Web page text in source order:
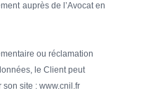
auprès de l’Avocat en
ou réclamation
le Client peut
site : www.cnil.fr